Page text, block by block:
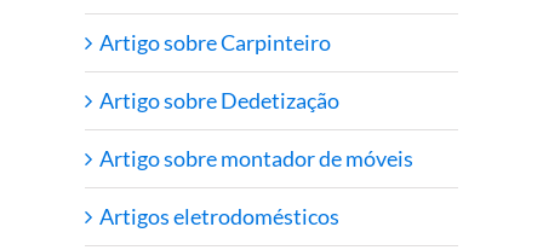
Artigo sobre Carpinteiro
Artigo sobre Dedetização
Artigo sobre montador de móveis
Artigos eletrodomésticos